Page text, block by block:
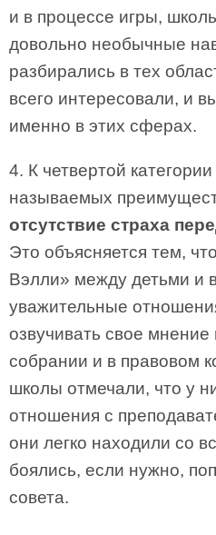
и в процессе игры,
довольно необычные
разбирались в тех
всего интересовали, и
именно в этих сферах.
4. К четвертой
называемых
отсутствие страха
Это объясняется тем,
Вэлли» между детьми и
уважительные
озвучивать свое
собрании и в правовом
школы отмечали, что у
отношения с
они легко находили со
боялись, если нужно,
совета.